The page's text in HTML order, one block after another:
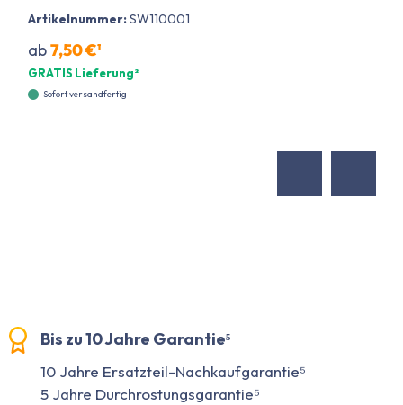
Artikelnummer:SW110001
ab7,50 €¹
GRATIS Lieferung²
Sofort versandfertig
Bis zu 10 Jahre Garantie⁵
10 Jahre Ersatzteil-Nachkaufgarantie⁵
5 Jahre Durchrostungsgarantie⁵